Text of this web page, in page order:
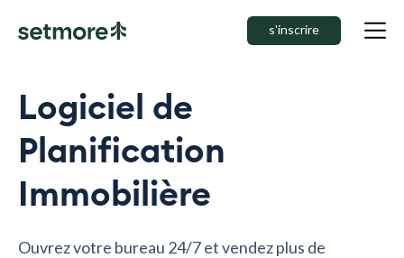
s'inscrire
Logiciel de
Planification
Immobilière
Ouvrez votre bureau 24/7 et vendez plus de